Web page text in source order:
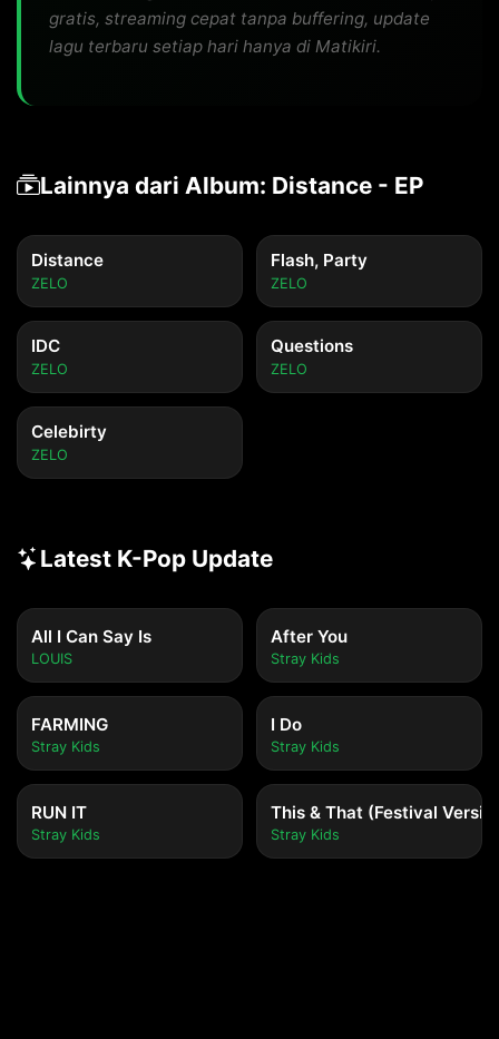
gratis, streaming cepat tanpa buffering, update
lagu terbaru setiap hari hanya di Matikiri.
Lainnya dari Album: Distance - EP
Distance
ZELO
Flash, Party
ZELO
IDC
ZELO
Questions
ZELO
Celebirty
ZELO
Latest K-Pop Update
All I Can Say Is
LOUIS
After You
Stray Kids
FARMING
Stray Kids
I Do
Stray Kids
RUN IT
Stray Kids
This & That (Festival
Stray Kids